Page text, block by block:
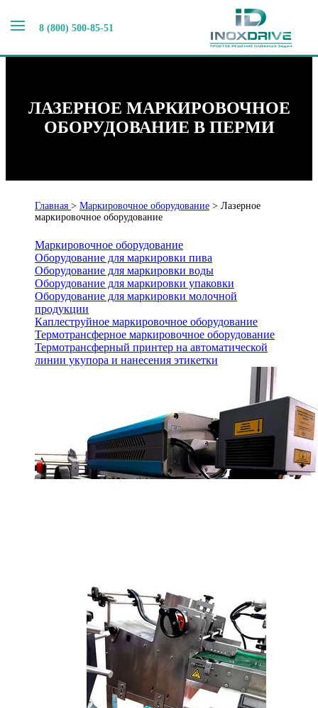
8 (800) 500-85-51
ЛАЗЕРНОЕ МАРКИРОВОЧНОЕ
ОБОРУДОВАНИЕ В ПЕРМИ
Главная > Маркировочное оборудование > Лазерное
маркировочное оборудование
Маркировочное оборудование
Оборудование для маркировки пива
Оборудование для маркировки воды
Оборудование для маркировки упаковки
Оборудование для маркировки молочной
продукции
Каплеструйное маркировочное оборудование
Термотрансферное маркировочное оборудование
Термотрансферный принтер на автоматической
линии укупора и нанесения этикетки